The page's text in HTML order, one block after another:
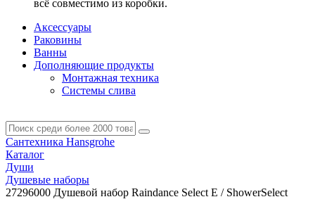
всё совместимо из коробки.
Аксессуары
Раковины
Ванны
Дополняющие продукты
Монтажная техника
Системы слива
Сантехника Hansgrohe
Каталог
Души
Душевые наборы
27296000 Душевой набор Raindance Select E / ShowerSelect